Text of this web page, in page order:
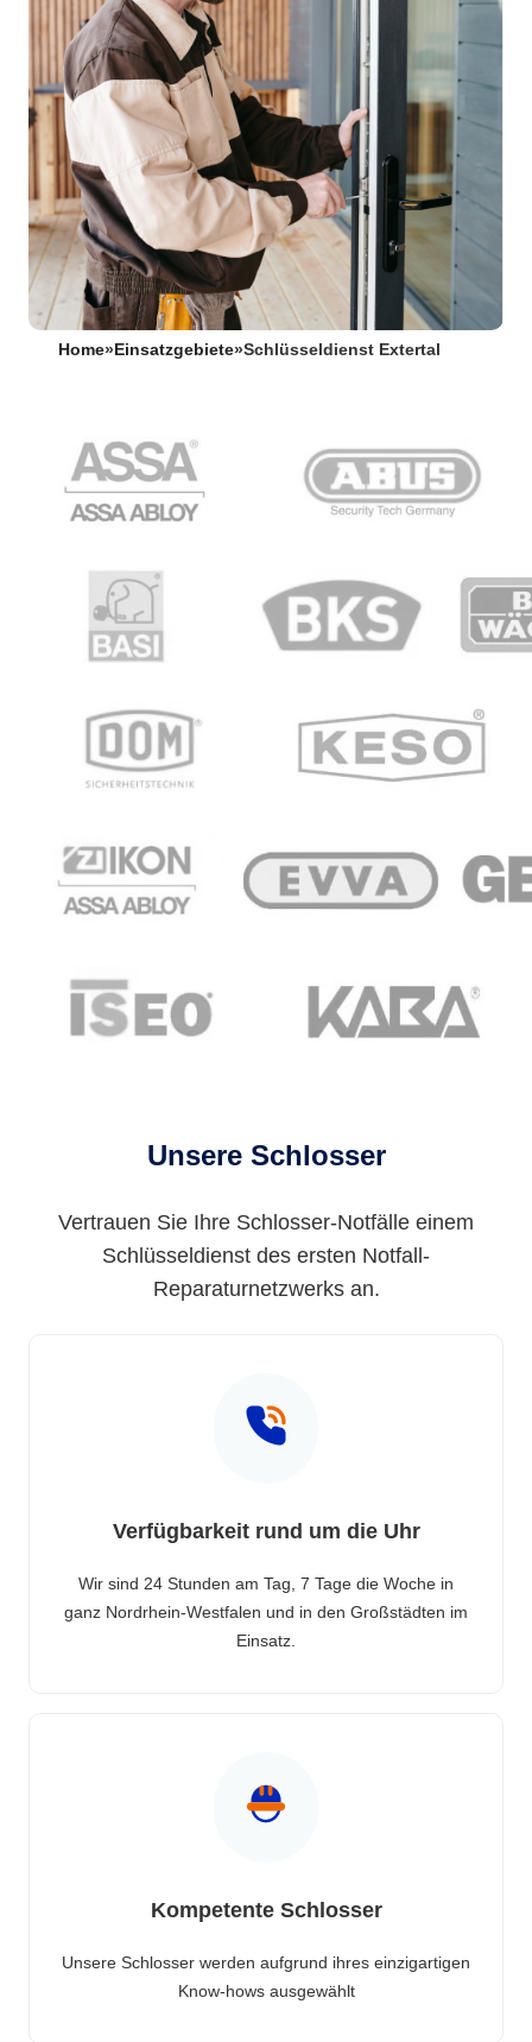
Home» Einsatzgebiete»Schlüsseldienst Extertal
Unsere Schlosser
Vertrauen Sie Ihre Schlosser-Notfälle einem
Schlüsseldienst des ersten Notfall-
Reparaturnetzwerks an.
Verfügbarkeit rund um die Uhr
Wir sind 24 Stunden am Tag, 7 Tage die Woche in
ganz Nordrhein-Westfalen und in den Großstädten im
Einsatz.
Kompetente Schlosser
Unsere Schlosser werden aufgrund ihres einzigartigen
Know-hows ausgewählt